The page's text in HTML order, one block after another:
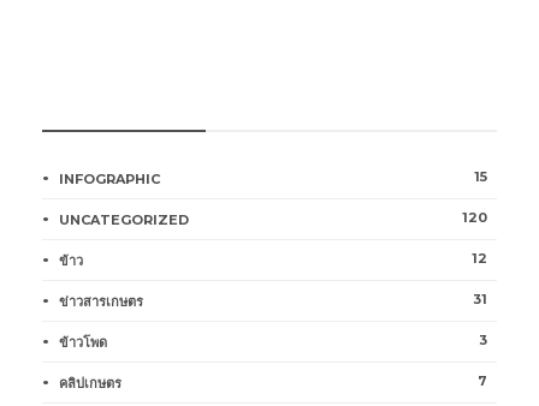
INFOGRAPHIC 15
UNCATEGORIZED 120
ข้าว 12
ข่าวสารเกษตร 31
ข้าวโพด 3
คลิปเกษตร 7